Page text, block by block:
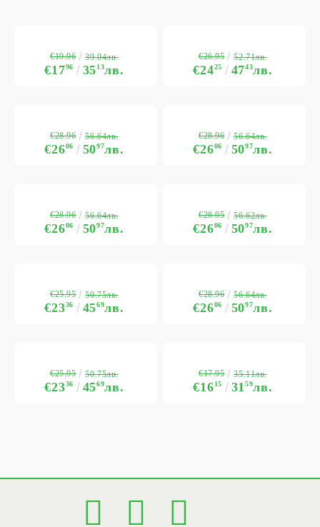
€1796 3513лв.
€19.96 39.04лв.
€2425 4743лв.
€26.95 52.71лв.
€2606 5097лв.
€28.96 56.64лв.
€2606 5097лв.
€28.96 56.64лв.
€2606 5097лв.
€28.96 56.64лв.
€2606 5097лв.
€28.95 56.62лв.
€2336 4569лв.
€25.95 50.75лв.
€2606 5097лв.
€28.96 56.64лв.
€2336 4569лв.
€25.95 50.75лв.
€1615 3159лв.
€17.95 35.11лв.